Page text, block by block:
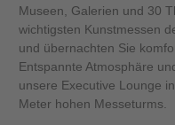
Museen, Galerien und 30
wichtigsten Kunstmessen
und übernachten Sie
Entspannte Atmosphäre
unsere Executive Lounge
Meter hohen Messeturms.